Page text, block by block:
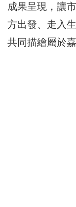
成果呈現，讓
方出發、走入
共同描繪屬於